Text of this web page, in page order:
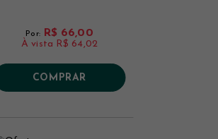
Por: R$ 66,00
À vista R$ 64,02
COMPRAR